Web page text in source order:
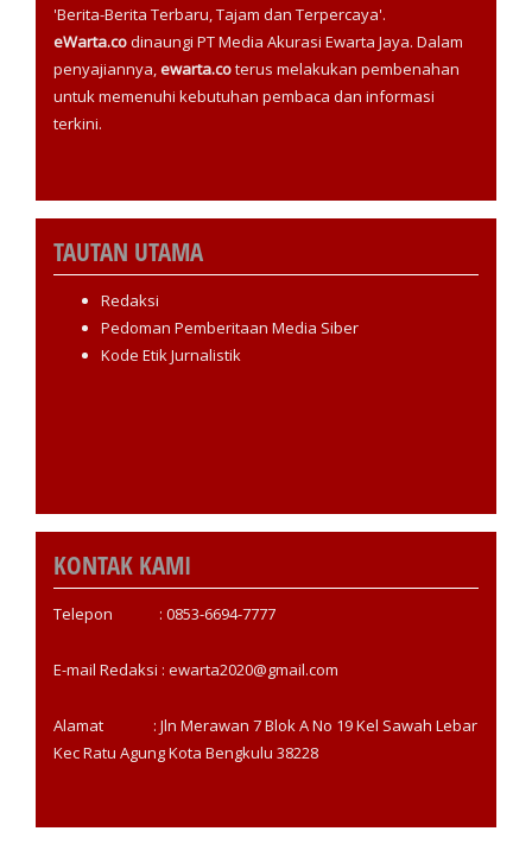
'Berita-Berita Terbaru, Tajam dan Terpercaya'.
eWarta.codinaungi PT Media Akurasi Ewarta Jaya. Dalam
penyajiannya,ewarta.coterus melakukan pembenahan
untuk memenuhi kebutuhan pembaca dan informasi
terkini.
TAUTAN UTAMA
Redaksi
Pedoman Pemberitaan Media Siber
Kode Etik Jurnalistik
KONTAK KAMI
Telepon : 0853-6694-7777
E-mail Redaksi : ewarta2020@gmail.com
Alamat : Jln Merawan 7 Blok A No 19 Kel Sawah Lebar
Kec Ratu Agung Kota Bengkulu 38228